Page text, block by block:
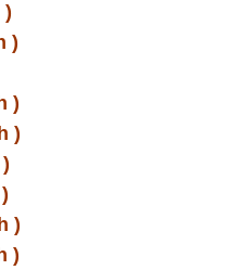
)
)
)
)
)
)